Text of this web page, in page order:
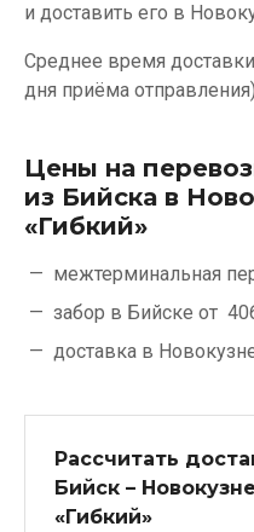
и доставить его в
Среднее время
дня приёма
Цены на
из Бийска в
«Гибкий»
межтерминальная
забор в Бийске от
доставка в
Рассчитать
Бийск –
«Гибкий»